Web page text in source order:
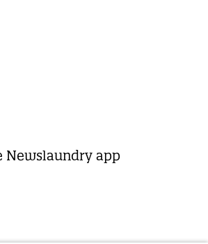
Newslaundry app